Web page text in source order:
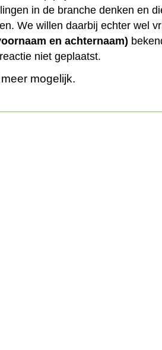
in de branche denken en
We willen daarbij echter wel
en achternaam)
niet geplaatst.
mogelijk.